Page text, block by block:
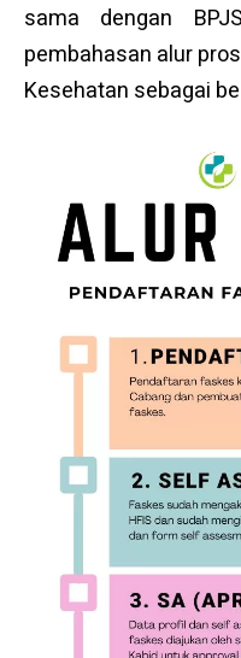
sama dengan
pembahasan alur
Kesehatan sebagai